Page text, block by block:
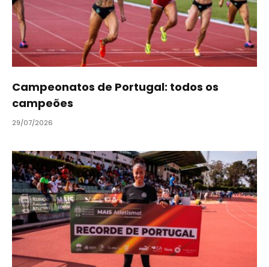
Campeonatos de Portugal: todos os
campeões
29/07/2026